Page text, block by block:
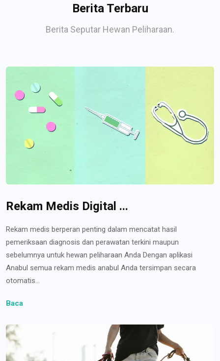
Berita Terbaru
Berita Seputar Hewan Peliharaan.
Rekam Medis Digital ...
Rekam medis berperan penting dalam mencatat hasil
pemeriksaan diagnosis dan perawatan terkini maupun
sebelumnya untuk hewan peliharaan Anda Dengan aplikasi
Anabul semua rekam medis anabul Anda tersimpan secara
otomatis...
Baca